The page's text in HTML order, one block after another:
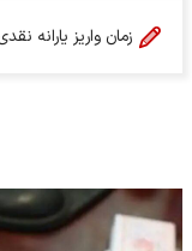
زمان واریز یارانه